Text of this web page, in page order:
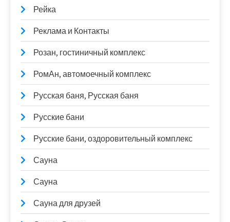
Рейка
Реклама и Контакты
Розан, гостиничный комплекс
РомАн, автомоечный комплекс
Русская баня, Русская баня
Русские бани
Русские бани, оздоровительный комплекс
Сауна
Сауна
Сауна для друзей